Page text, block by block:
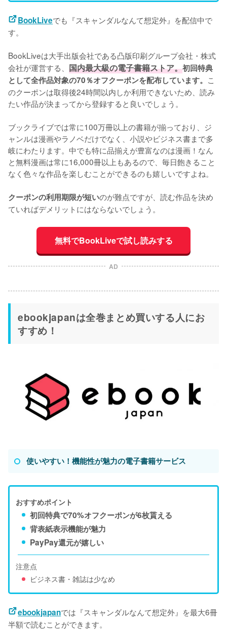
BookLiveでも『スキャンダルなんて想定外』を配信中で
す。
BookLiveは大手出版会社である凸版印刷グループ会社・株式
会社が運営する、 国内最大級の電子書籍ストア。初回特典
として全作品対象の70％オフクーポンを配布しています。 こ
のクーポンは取得後24時間以内しか利用できないため、読み
たい作品が決まってから登録すると良いでしょう。
ブックライブでは常に100万冊以上の書籍が揃っており、ジ
ャンルは漫画やラノベだけでなく、小説やビジネス書まで多
岐にわたります。中でも特に品揃えが豊富なのは漫画！なん
と無料漫画は常に16,000冊以上もあるので、毎日飽きること
なく色々な作品を楽しむことができるのも嬉しいですよね。
クーポンの利用期限が短いのが難点ですが、読む作品を決め
ていればデメリットにはならないでしょう。
無料でBookLiveで試し読みする
AD
ebookjapanは全巻まとめ買いする人にお
すすめ！
使いやすい！機能性が魅力の電子書籍サービス
おすすめポイント
初回特典で70%オフクーポンが6枚貰える
背表紙表示機能が魅力
PayPay還元が嬉しい
注意点
ビジネス書・雑誌は少なめ
ebookjapanでは『スキャンダルなんて想定外』を最大6冊
半額で読むことができます。